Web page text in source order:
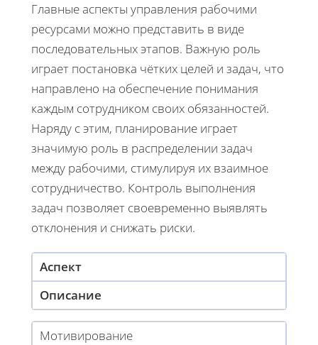
Главные аспекты управления рабочими
ресурсами можно представить в виде
последовательных этапов. Важную роль
играет постановка чётких целей и задач, что
направлено на обеспечение понимания
каждым сотрудником своих обязанностей.
Наряду с этим, планирование играет
значимую роль в распределении задач
между рабочими, стимулируя их взаимное
сотрудничество. Контроль выполнения
задач позволяет своевременно выявлять
отклонения и снижать риски.
Аспект
Описание
Мотивирование